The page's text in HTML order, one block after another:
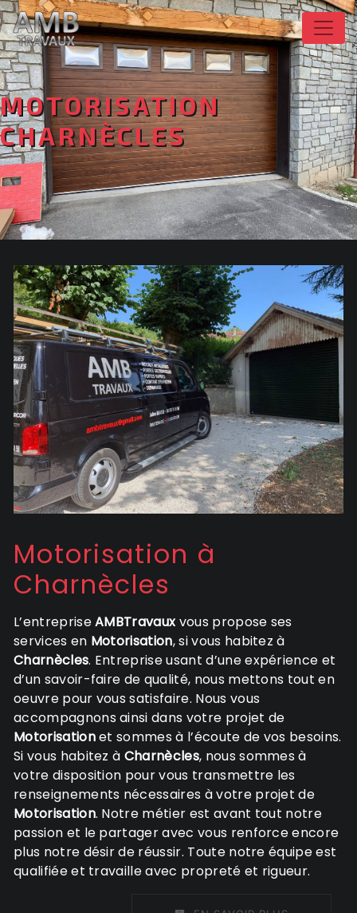
Panneau de gestion des cookies
MOTORISATION
CHARNÈCLES
Motorisation à
Charnècles
L’entrepriseAMBTravauxvous propose ses
services en Motorisation, si vous habitez à
Charnècles. Entreprise usant d’une expérience et
d’un savoir-faire de qualité, nous mettons tout en
oeuvre pour vous satisfaire. Nous vous
accompagnons ainsi dans votre projet de
Motorisationet sommes à l’écoute de vos besoins.
Si vous habitez à Charnècles, nous sommes à
votre disposition pour vous transmettre les
renseignements nécessaires à votre projet de
Motorisation. Notre métier est avant tout notre
passion et le partager avec vous renforce encore
plus notre désir de réussir. Toute notre équipe est
qualifiée et travaille avec propreté et rigueur.